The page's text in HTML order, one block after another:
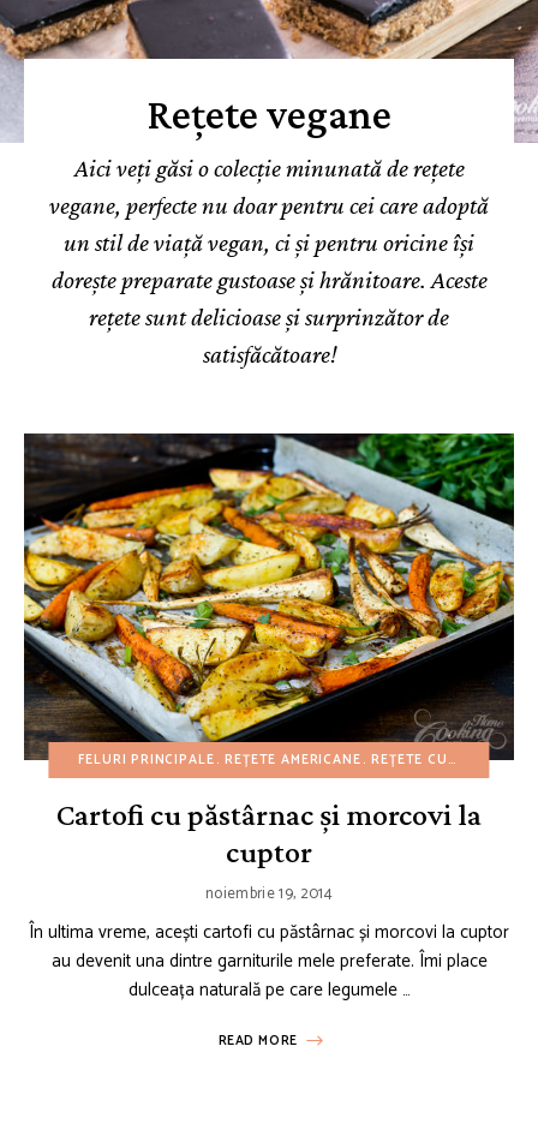
Rețete vegane
Aici veți găsi o colecție minunată de rețete
vegane, perfecte nu doar pentru cei care adoptă
un stil de viață vegan, ci și pentru oricine își
dorește preparate gustoase și hrănitoare. Aceste
rețete sunt delicioase și surprinzător de
satisfăcătoare!
FELURI PRINCIPALE REȚETE AMERICANE REȚETE CU BUGET REDUS
Cartofi cu păstârnac și morcovi la
cuptor
noiembrie 19, 2014
În ultima vreme, acești cartofi cu păstârnac și morcovi la cuptor
au devenit una dintre garniturile mele preferate. Îmi place
dulceața naturală pe care legumele …
READ MORE